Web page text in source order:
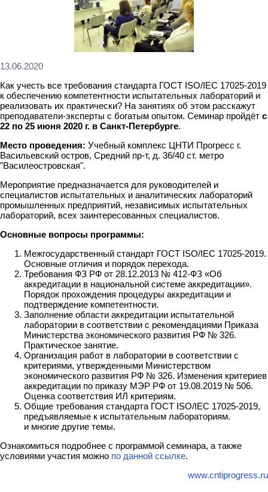
13.06.2020
Как учесть все требования стандарта ГОСТ ISO/IEC 17025-2019
к обеспечению компетентности испытательных лабораторий и
реализовать их практически? На занятиях об этом расскажут
преподаватели-эксперты с богатым опытом. Семинар пройдёт с
22 по 25 июня 2020 г. в Санкт-Петербурге.
Место проведения: Учебный комплекс ЦНТИ Прогресс г.
Васильевский остров, Средний пр-т, д. 36/40 ст. метро
"Василеостровская".
Мероприятие предназначается для руководителей и
специалистов испытательных и аналитических лабораторий
промышленных предприятий, независимых испытательных
лабораторий, всех заинтересованных специалистов.
Основные вопросы программы:
Межгосударственный стандарт ГОСТ ISO/IEC 17025-2019.
Основные отличия и порядок перехода.
Требования ФЗ РФ от 28.12.2013 № 412-ФЗ «Об
аккредитации в национальной системе аккредитации».
Порядок прохождения процедуры аккредитации и
подтверждение компетентности.
Заполнение области аккредитации испытательной
лаборатории в соответствии с рекомендациями Приказа
Министерства экономического развития РФ № 326.
Практическое занятие.
Организация работ в лаборатории в соответствии с
критериями, утвержденными Министерством
экономического развития РФ № 326. Изменения критериев
аккредитации по приказу МЭР РФ от 19.08.2019 № 506.
Оценка соответствия ИЛ критериям.
Общие требования стандарта ГОСТ ISO/IEC 17025-2019,
предъявляемые к испытательным лабораториям.
и многие другие темы.
Ознакомиться подробнее с программой семинара, а также
условиями участия можно по данной ссылке.
www.cntiprogress.ru